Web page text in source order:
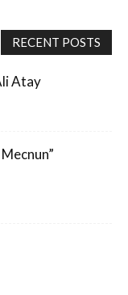
RECENT POSTS
Atay